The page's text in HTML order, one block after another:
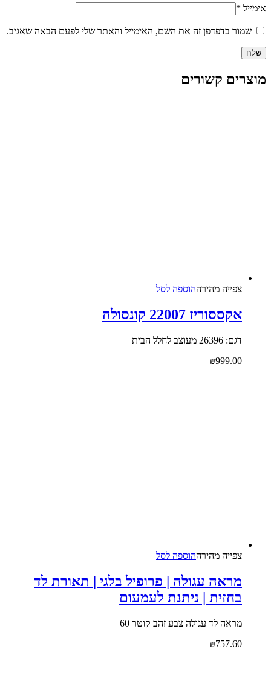
אימייל *
שמור בדפדפן זה את השם, האימייל והאתר שלי לפעם הבאה שאגיב.
מוצרים קשורים
צפייה‬ ‫מהירה‬הוספה לסל
אקססוריז 22007 קונסולה
דגם: 26396 מעוצב לחלל הבית
₪999.00
צפייה‬ ‫מהירה‬הוספה לסל
מראה עגולה | פרופיל בלגי | תאורת לד
בחזית | ניתנת לעמעום
מראה לד עגולה צבע זהב קוטר 60
₪757.60